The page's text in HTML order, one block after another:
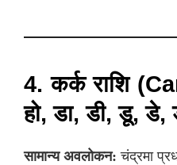
4. कर्क राशि
हो, डा, डी, डू, डे,
सामान्य अवलोकन: चंद्रमा